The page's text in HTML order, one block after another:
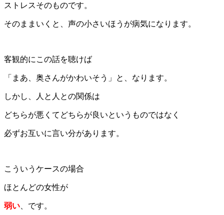
ストレスそのものです。
そのままいくと、声の小さいほうが病気になります。
客観的にこの話を聴けば
「まあ、奥さんがかわいそう」と、なります。
しかし、人と人との関係は
どちらが悪くてどちらが良いというものではなく
必ずお互いに言い分があります。
こういうケースの場合
ほとんどの女性が
弱い 、です。